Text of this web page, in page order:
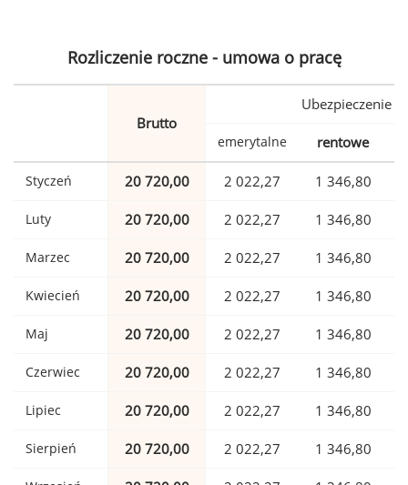
Rozliczenie roczne - umowa o pracę
Brutto
Ubezpieczenie
emerytalne rentowe
Styczeń 20 720,00 2 022,27 1 346,80
Luty 20 720,00 2 022,27 1 346,80
Marzec 20 720,00 2 022,27 1 346,80
Kwiecień 20 720,00 2 022,27 1 346,80
Maj 20 720,00 2 022,27 1 346,80
Czerwiec 20 720,00 2 022,27 1 346,80
Lipiec 20 720,00 2 022,27 1 346,80
Sierpień 20 720,00 2 022,27 1 346,80